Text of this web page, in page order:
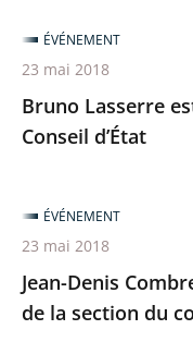
Bruno Lasserre
Conseil d’État
ÉVÉNEMENT
23 mai 2018
Jean-Denis
de la section du
ÉVÉNEMENT
23 mai 2018